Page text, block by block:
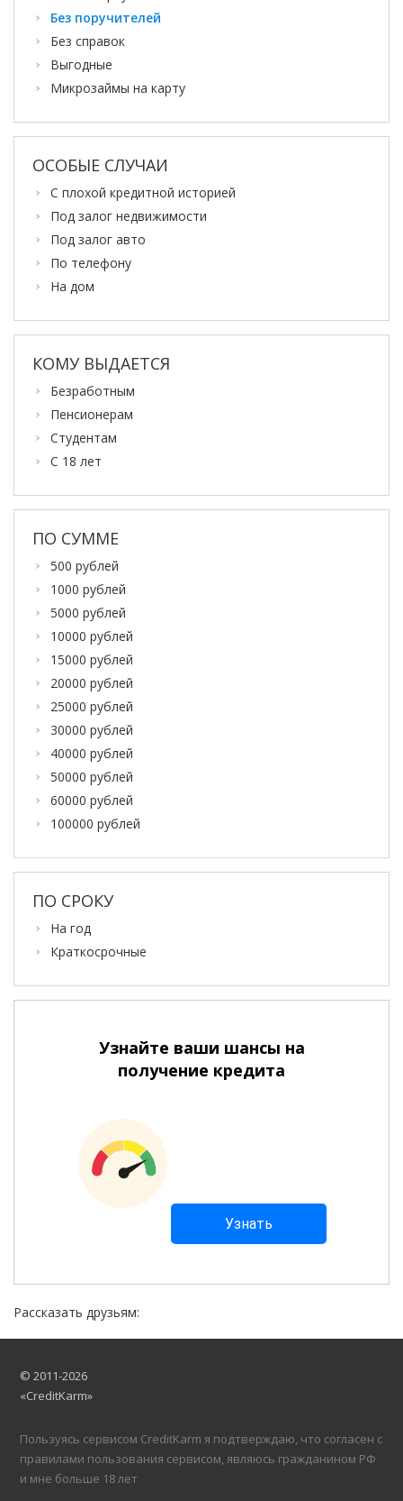
Без поручителей
Без справок
Выгодные
Микрозаймы на карту
ОСОБЫЕ СЛУЧАИ
С плохой кредитной историей
Под залог недвижимости
Под залог авто
По телефону
На дом
КОМУ ВЫДАЕТСЯ
Безработным
Пенсионерам
Студентам
С 18 лет
ПО СУММЕ
500 рублей
1000 рублей
5000 рублей
10000 рублей
15000 рублей
20000 рублей
25000 рублей
30000 рублей
40000 рублей
50000 рублей
60000 рублей
100000 рублей
ПО СРОКУ
На год
Краткосрочные
Узнайте ваши шансы на
получение кредита
Рассказать друзьям:
© 2011-2026
«CreditKarm»
Пользуясь сервисом CreditKarm я подтверждаю, что согласен с
правилами пользования сервисом, являюсь гражданином РФ
и мне больше 18 лет